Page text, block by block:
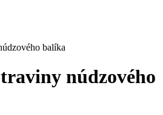
balíka
núdzového